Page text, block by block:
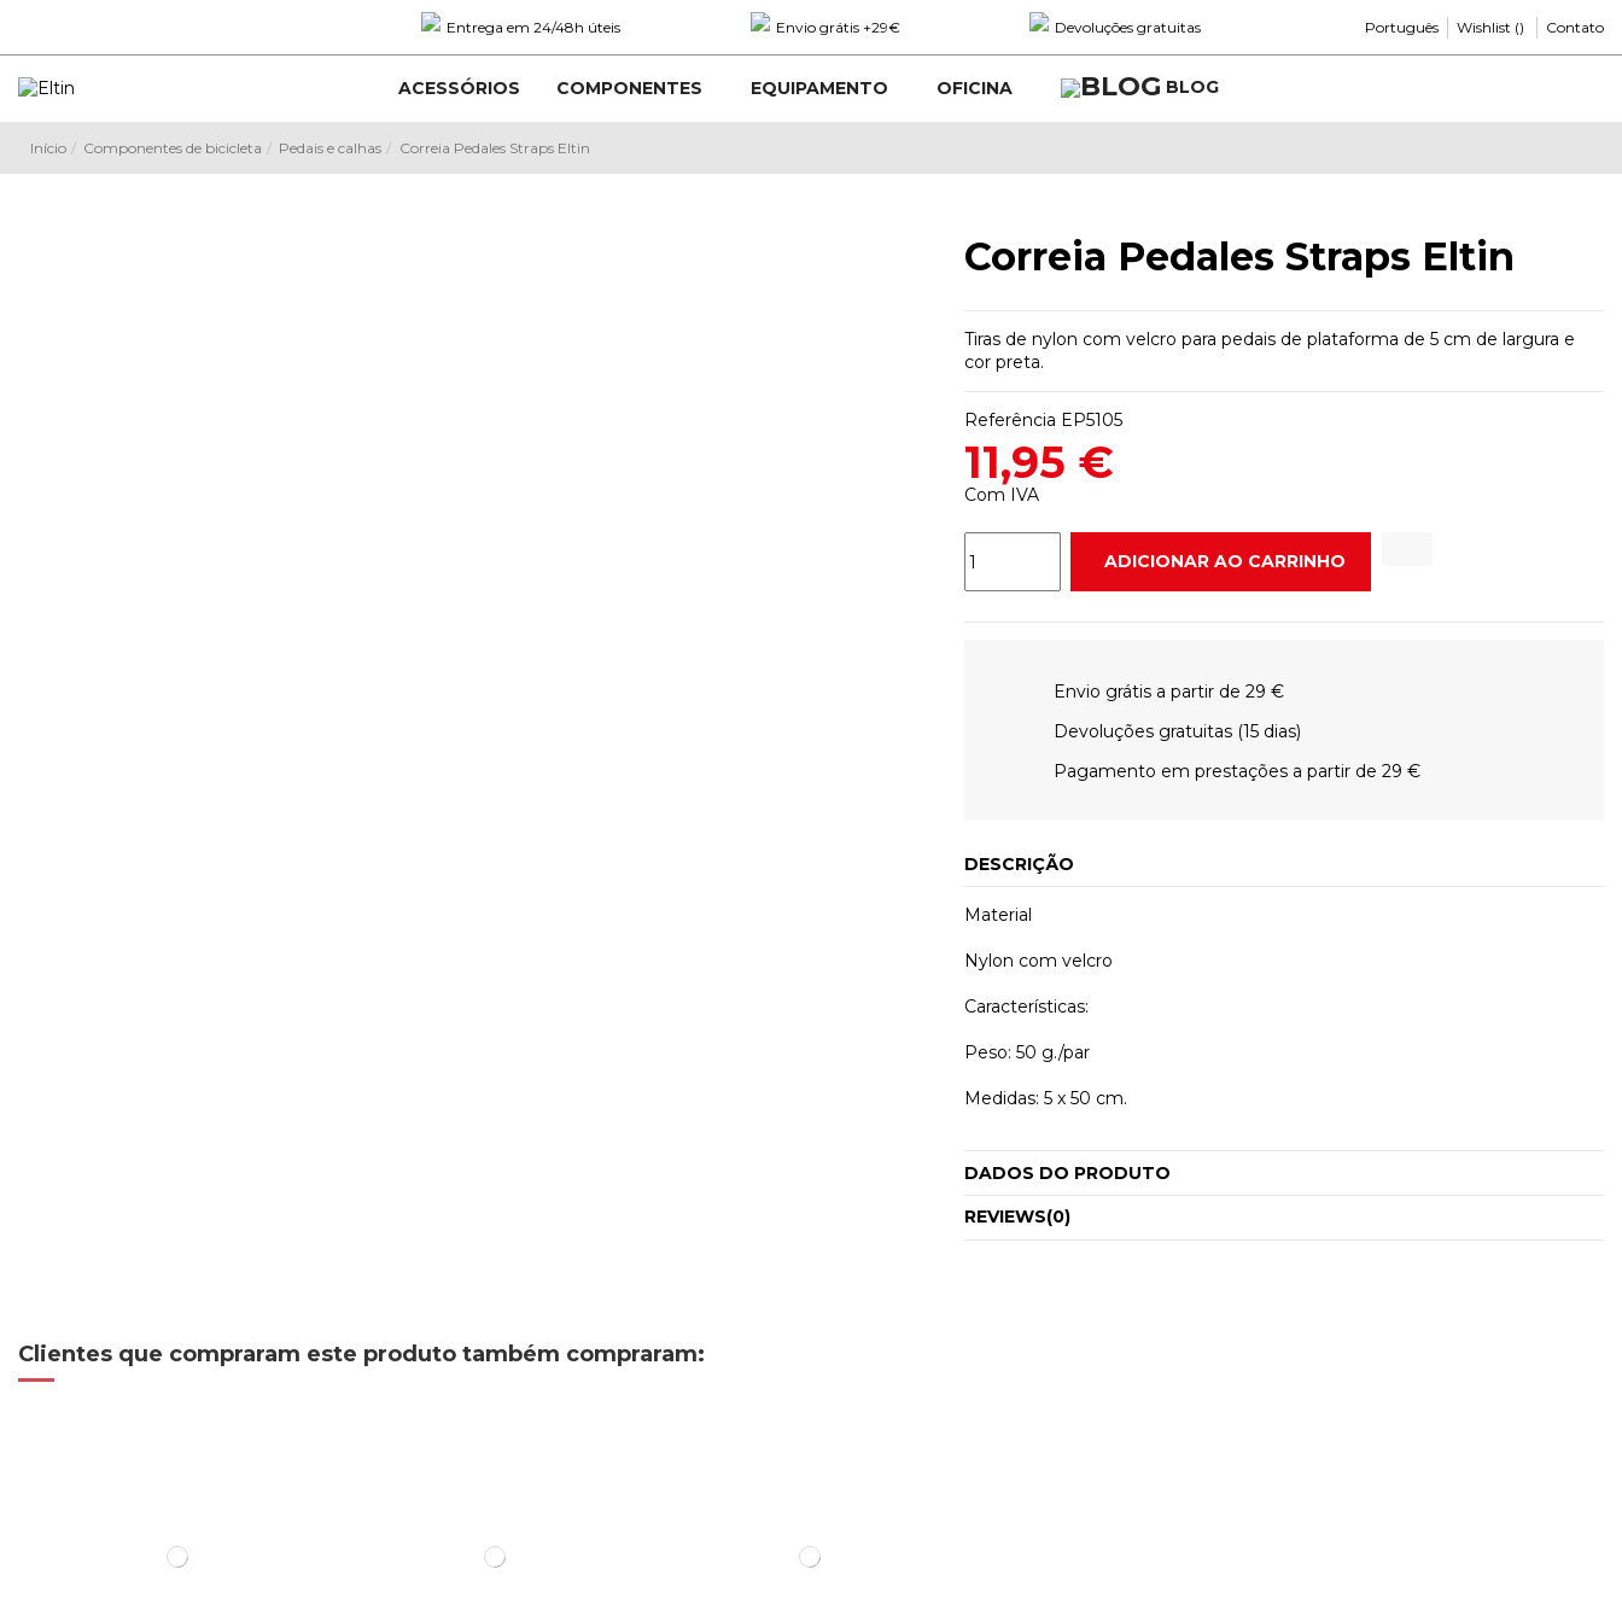
Entrega em 24/48h úteis Envio grátis +29€ Devoluções gratuitas Português Wishlist () Contato
ACESSÓRIOS COMPONENTES EQUIPAMENTO OFICINA BLOG
Início Componentes de bicicleta Pedais e calhas Correia Pedales Straps Eltin
Correia Pedales Straps Eltin
Tiras de nylon com velcro para pedais de plataforma de 5 cm de largura e
cor preta.
Referência EP5105
11,95 €
Com IVA
ADICIONAR AO CARRINHO
Envio grátis a partir de 29 €
Devoluções gratuitas (15 dias)
Pagamento em prestações a partir de 29 €
DESCRIÇÃO
Material
Nylon com velcro
Características:
Peso: 50 g./par
Medidas: 5 x 50 cm.
DADOS DO PRODUTO
REVIEWS(0)
Clientes que compraram este produto também compraram: